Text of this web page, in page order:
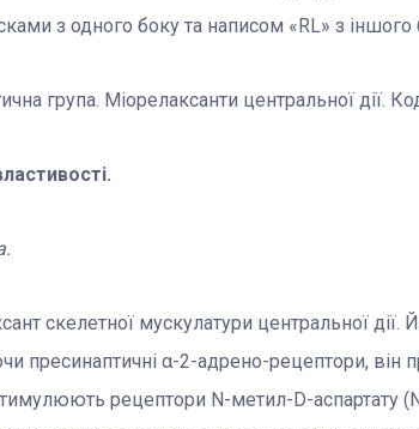
з одного боку та написом «RL» з іншого
група. Міорелаксанти центральної дії.
скелетної мускулатури центральної
пресинаптичні α-2-адрено-рецептори, він
рецептори N-метил-D-аспартату